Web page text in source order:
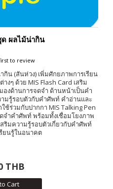
ผลไม้น่ากิน
to review
น (สันห่วง) เพิ่มศักยภาพการเรียน
งๆ ด้วย MIS Flash Card เสริม
งด้านการจดจำ ด้านหน้าเป็นคำ
มรู้รอบตัวกับคำศัพท์ คำอ่านและ
ช้ร่วมกับปากกา MIS Talking Pen
จำคำศัพท์ พร้อมทั้งเชื่อมโยงภาพ
ริมความรู้รอบตัวเกี่ยวกับคำศัพท์
ยนรู้ในอนาคต
THB
Cart